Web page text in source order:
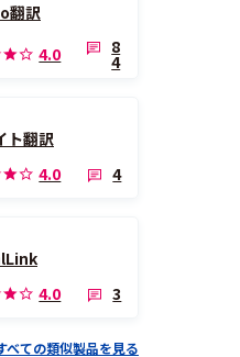
翻訳
4.0
8
4
ト翻訳
4.0
4
4.0
3
べての類似製品を見る